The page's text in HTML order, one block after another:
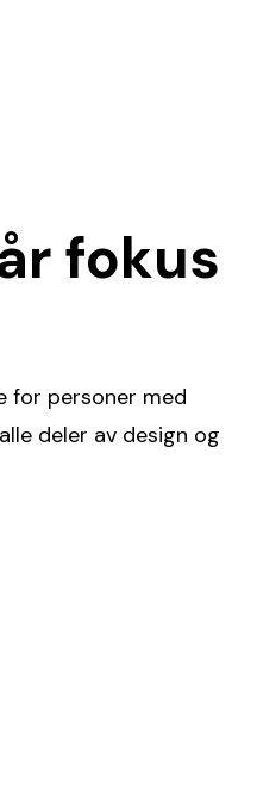
fokus
for personer med
deler av design og